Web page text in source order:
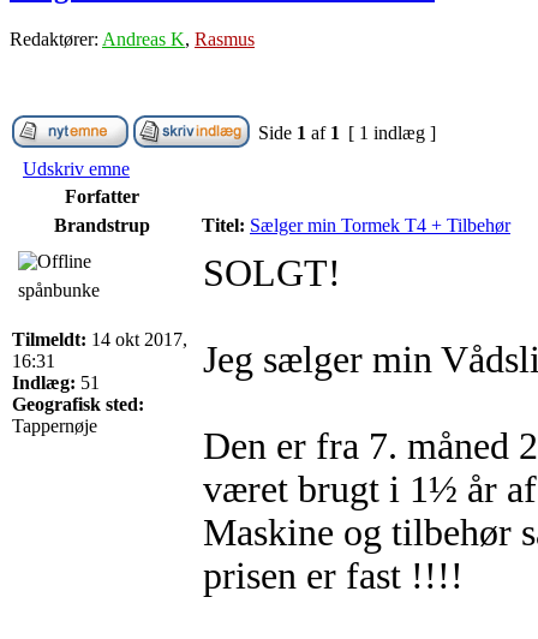
Redaktører: Andreas K, Rasmus
Side 1 af 1 [ 1 indlæg ]
Udskriv emne
Forfatter
Brandstrup
Titel: Sælger min Tormek T4 + Tilbehør
spånbunke
Tilmeldt: 14 okt 2017,
16:31
Indlæg: 51
Geografisk sted:
Tappernøje
SOLGT!
Jeg sælger min
Den er fra 7. måned
været brugt i 1½ år
Maskine og tilbehør
prisen er fast !!!!